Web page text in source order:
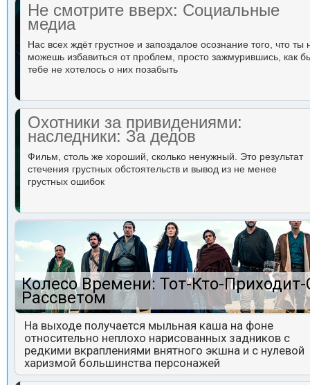
Не смотрите вверх: Социальные
медиа
Нас всех ждёт грустное и запоздалое осознание того, что ты
можешь избавиться от проблем, просто зажмурившись, как
тебе не хотелось о них позабыть
Охотники за привидениями:
наследники: За дедов
Фильм, столь же хороший, сколько ненужный. Это результат
стечения грустных обстоятельств и вывод из не менее
грустных ошибок
Колесо Времени: Тот-Кто-
Рассветом
На выходе получается мыльная каша на фоне
относительно неплохо нарисованных задников с
редкими вкраплениями внятного экшна и с нулевой
харизмой большинства персонажей